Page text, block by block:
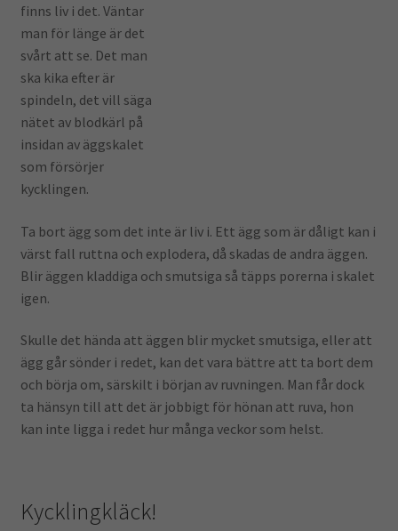
finns liv i det. Väntar
man för länge är det
svårt att se. Det man
ska kika efter är
spindeln, det vill säga
nätet av blodkärl på
insidan av äggskalet
som försörjer
kycklingen.
Ta bort ägg som det inte är liv i. Ett ägg som är dåligt kan i
värst fall ruttna och explodera, då skadas de andra äggen.
Blir äggen kladdiga och smutsiga så täpps porerna i skalet
igen.
Skulle det hända att äggen blir mycket smutsiga, eller att
ägg går sönder i redet, kan det vara bättre att ta bort dem
och börja om, särskilt i början av ruvningen. Man får dock
ta hänsyn till att det är jobbigt för hönan att ruva, hon
kan inte ligga i redet hur många veckor som helst.
Kycklingkläck!